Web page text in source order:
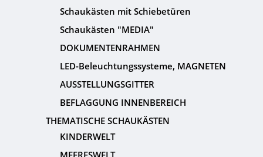
Schaukästen mit Schiebetüren
Schaukästen "MEDIA"
DOKUMENTENRAHMEN
LED-Beleuchtungssysteme, MAGNETEN
AUSSTELLUNGSGITTER
BEFLAGGUNG INNENBEREICH
THEMATISCHE SCHAUKÄSTEN
KINDERWELT